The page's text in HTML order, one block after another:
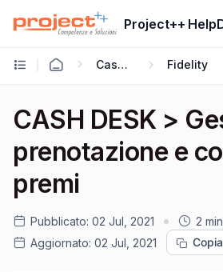
Project++
CashDesk Fidelity
CASH DESK >
prenotazione e
premi
Pubblicato: 02 Jul, 2021
2
Aggiornato: 02 Jul, 2021